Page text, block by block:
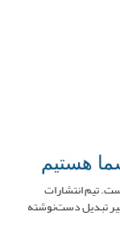
هستیم
تیم انتشارات
تبدیل دست‌نوشته